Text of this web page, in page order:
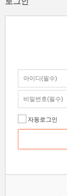
자동로그인